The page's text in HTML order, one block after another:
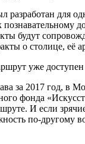
разработан для
познавательному
будут
о столице, её
уже
за 2017 год, в
фонда
И если
по-другому